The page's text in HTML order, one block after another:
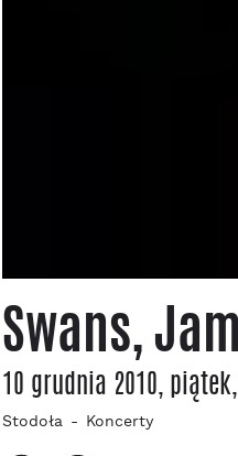
Swans,
10 grudnia 2010, piątek,
Stodoła Koncerty